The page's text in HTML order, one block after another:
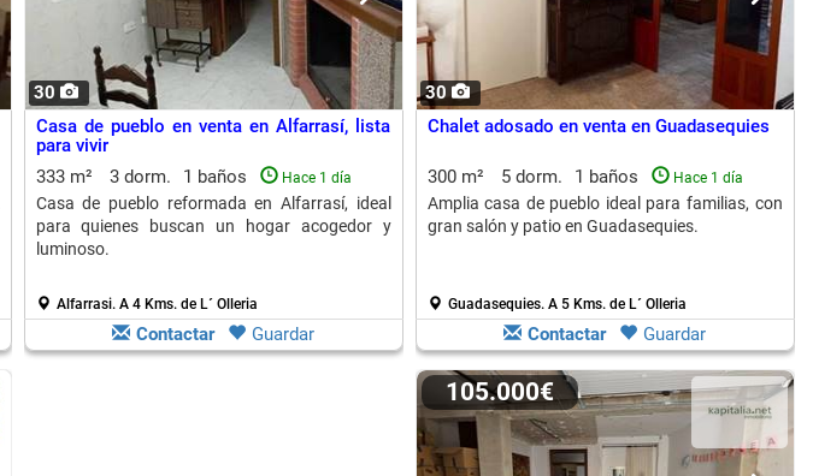
30
Casa de pueblo en venta en Alfarrasí, lista
para vivir
333 m²
3 dorm. 1 baños Hace 1 día
Casa de pueblo reformada en Alfarrasí, ideal
para quienes buscan un hogar acogedor y
luminoso.
Alfarrasi. A 4 Kms. de L´ Olleria
Contactar Guardar
30
Chalet adosado en venta en Guadasequies
300 m² 5 dorm. 1 baños Hace 1 día
Amplia casa de pueblo ideal para familias, con
gran salón y patio en Guadasequies.
Guadasequies. A 5 Kms. de L´ Olleria
Contactar Guardar
105.000€